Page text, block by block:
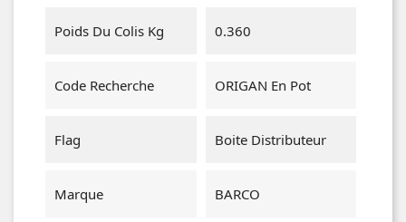
Poids Du Colis Kg 0.360
Code Recherche ORIGAN En Pot
Flag Boite Distributeur
Marque BARCO